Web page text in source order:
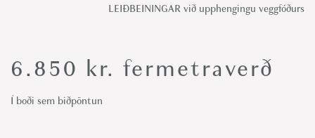
6.850 kr. fermetraverð
LEIÐBEININGAR við upphengingu veggfóðurs
Í boði sem biðpöntun